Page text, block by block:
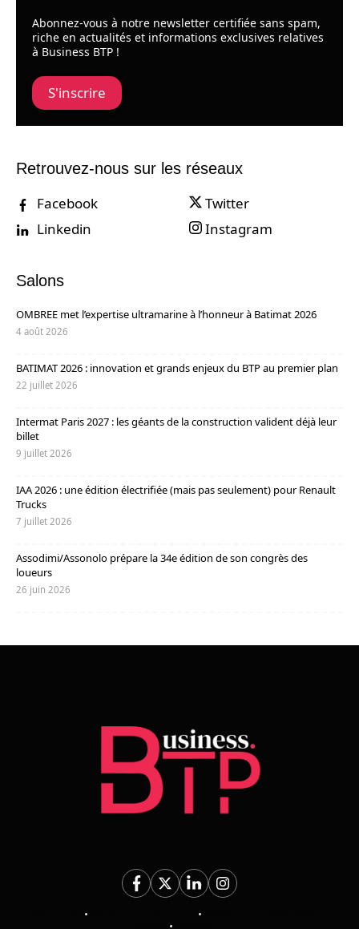
Abonnez-vous à notre newsletter certifiée sans spam,
riche en actualités et informations exclusives relatives
à Business BTP !
S'inscrire
Retrouvez-nous sur les réseaux
Facebook
Twitter
Linkedin
Instagram
Salons
OMBREE met l’expertise ultramarine à l’honneur à Batimat 2026
4 août 2026
BATIMAT 2026 : innovation et grands enjeux du BTP au premier plan
22 juillet 2026
Intermat Paris 2027 : les géants de la construction valident déjà leur
billet
9 juillet 2026
IAA 2026 : une édition électrifiée (mais pas seulement) pour Renault
Trucks
7 juillet 2026
Assodimi/Assonolo prépare la 34e édition de son congrès des
loueurs
26 juin 2026
• •